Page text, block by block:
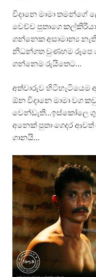
විදානෙ මාමා තමන්ගේ
වෙච්ච පුතාගෙ
ගන්නෙක අසාමාන්‍ය
නිධන්ගත වුණහම රූපෙ
ගන්නෙම රුයිතෙට…
අත්වාරුව
ඕන විදානෙ මාමා වග
වෙන්ඩැති…ඉස්කෝලෙ
අනෙක් පුතා ගෙදර
ගානයි…